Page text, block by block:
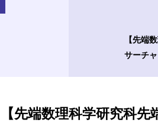
【先端
サーチ
【先端数理科学研究科